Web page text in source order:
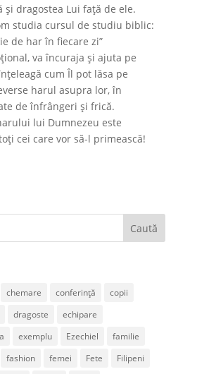
și dragostea Lui față de ele.
studia cursul de studiu biblic:
de har în fiecare zi”
va încuraja și ajuta pe
cum Îl pot lăsa pe
harul asupra lor, în
de înfrângeri și frică.
lui Dumnezeu este
cei care vor să-l primească!
chemare conferință
copii
dragoste
echipare
exemplu Ezechiel
familie
fashion femei Fete
Filipeni